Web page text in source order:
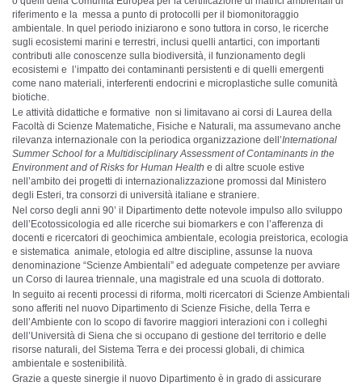
riferimento e la messa a punto di protocolli per il biomonitoraggio
ambientale. In quel periodo iniziarono e sono tuttora in corso, le ricerche
sugli ecosistemi marini e terrestri, inclusi quelli antartici, con importanti
contributi alle conoscenze sulla biodiversità, il funzionamento degli
ecosistemi e l’impatto dei contaminanti persistenti e di quelli emergenti
come nano materiali, interferenti endocrini e microplastiche sulle comunità
biotiche.
Le attività didattiche e formative non si limitavano ai corsi di Laurea della
Facoltà di Scienze Matematiche, Fisiche e Naturali, ma assumevano anche
rilevanza internazionale con la periodica organizzazione dell’International
Summer School for a Multidisciplinary Assessment of Contaminants in the
Environment and of Risks for Human Health e di altre scuole estive
nell’ambito dei progetti di internazionalizzazione promossi dal Ministero
degli Esteri, tra consorzi di università italiane e straniere.
Nel corso degli anni 90’ il Dipartimento dette notevole impulso allo sviluppo
dell’Ecotossicologia ed alle ricerche sui biomarkers e con l’afferenza di
docenti e ricercatori di geochimica ambientale, ecologia preistorica, ecologia
e sistematica animale, etologia ed altre discipline, assunse la nuova
denominazione “Scienze Ambientali” ed adeguate competenze per avviare
un Corso di laurea triennale, una magistrale ed una scuola di dottorato.
In seguito ai recenti processi di riforma, molti ricercatori di Scienze Ambientali
sono afferiti nel nuovo Dipartimento di Scienze Fisiche, della Terra e
dell’Ambiente con lo scopo di favorire maggiori interazioni con i colleghi
dell’Università di Siena che si occupano di gestione del territorio e delle
risorse naturali, del Sistema Terra e dei processi globali, di chimica
ambientale e sostenibilità.
Grazie a queste sinergie il nuovo Dipartimento è in grado di assicurare